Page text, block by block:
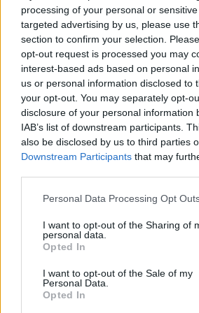
processing of your personal or
targeted advertising by us, please use
section to confirm your selection.
opt-out request is processed you may
interest-based ads based on personal
us or personal information disclosed to
your opt-out. You may separately opt-
disclosure of your personal information
IAB’s list of downstream participants.
also be disclosed by us to third parties
Downstream Participants that may
Personal Data Processing Opt
I want to opt-out of the Sharing of
personal data.
Opted In
I want to opt-out of the Sale of my
Personal Data.
Opted In
En efecto al realizar el cambio lo
anterior propietario me comentó que fue
comprobar la correa y que todavía se
condiciones, por lo que no se ha
No tardaré mucho en hacerlo, de
frecuentemente hasta vender el Seat
Un saludo.
Bully
Publicado
En 16/3/2019 a las 23:28,